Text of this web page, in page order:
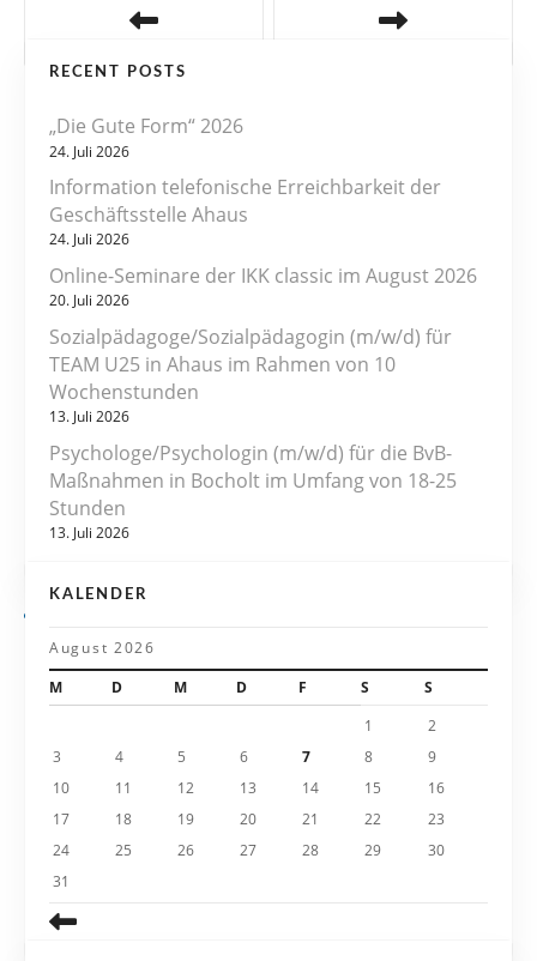
a
RECENT POSTS
„Die Gute Form“ 2026
24. Juli 2026
Information telefonische Erreichbarkeit der
Geschäftsstelle Ahaus
24. Juli 2026
Online-Seminare der IKK classic im August 2026
20. Juli 2026
Sozialpädagoge/Sozialpädagogin (m/w/d) für
TEAM U25 in Ahaus im Rahmen von 10
Wochenstunden
13. Juli 2026
Psychologe/Psychologin (m/w/d) für die BvB-
Maßnahmen in Bocholt im Umfang von 18-25
Stunden
13. Juli 2026
KALENDER
August 2026
M
D M D F S
S
1
2
3
4 5 6 7 8
9
10
11 12 13 14 15
16
17
18 19 20 21 22
23
24
25 26 27 28 29
30
31